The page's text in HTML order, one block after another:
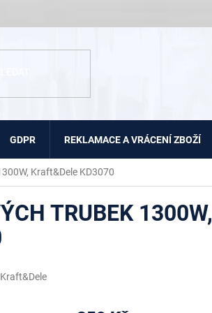
GDPR REKLAMACE A VRÁCENÍ ZBOŽÍ
Kraft&Dele KD3070
TRUBEK 1300W,
Kraft&Dele